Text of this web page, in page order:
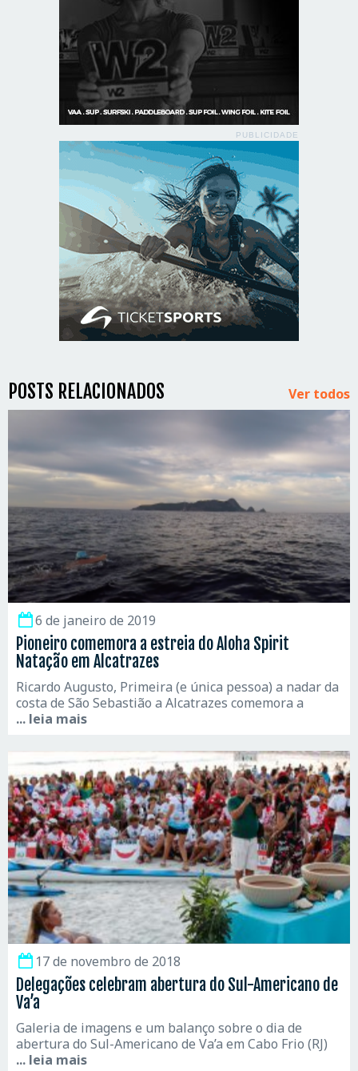
PUBLICIDADE
POSTS RELACIONADOS Ver todos
6 de janeiro de 2019
Pioneiro comemora a estreia do Aloha Spirit
Natação em Alcatrazes
Ricardo Augusto, Primeira (e única pessoa) a nadar da
costa de São Sebastião a Alcatrazes comemora a
... leia mais
17 de novembro de 2018
Delegações celebram abertura do Sul-Americano de
Va’a
Galeria de imagens e um balanço sobre o dia de
abertura do Sul-Americano de Va’a em Cabo Frio (RJ)
... leia mais